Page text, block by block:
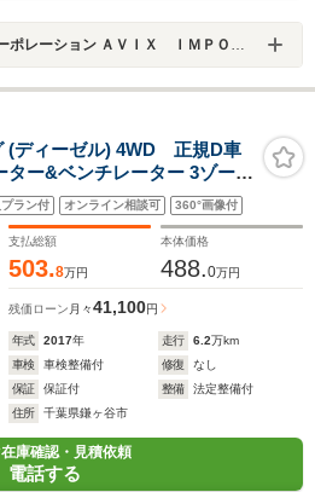
ーション ＡＶＩＸ ＩＭＰＯＲＴ 鎌ヶ谷店
(ディーゼル) 4WD 正規D車
ター&ベンチレーター 3ゾーン
周カメラ&PDC ACC LDW A
ャルIC ソフトクローズドア
正20AW 禁煙
ラン付 オンライン相談可 360°画像付
支払総額
503.8万円
本体価格
488.0万円
残価ローン 月々41,100円
年式 2017年 走行 6.2万km
車検
車検整備付 修復
なし
保証
保証付 整備
法定整備付
住所
千葉県鎌ヶ谷市
庫確認・見積依頼
電話する